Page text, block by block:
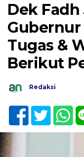
Dek Fadh
Gubernur
Tugas &
Berikut
Redaksi